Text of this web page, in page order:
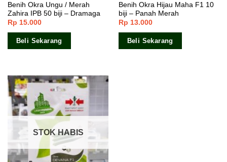
Benih Okra Ungu / Merah
Zahira IPB 50 biji – Dramaga
Rp 15.000
Beli Sekarang
Benih Okra Hijau Maha F1 10
biji – Panah Merah
Rp 13.000
Beli Sekarang
STOK HABIS